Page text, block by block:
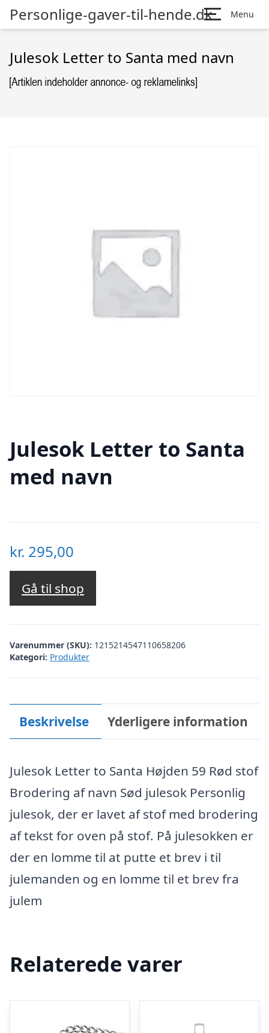
Personlige-gaver-til-hende.dk Menu
Julesok Letter to Santa med navn
Julesok Letter to Santa
med navn
kr. 295,00
Gå til shop
Varenummer (SKU): 1215214547110658206
Kategori: Produkter
Beskrivelse Yderligere information
Julesok Letter to Santa Højden 59 Rød stof
Brodering af navn Sød julesok Personlig
julesok, der er lavet af stof med brodering
af tekst for oven på stof. På julesokken er
der en lomme til at putte et brev i til
julemanden og en lomme til et brev fra
julem
Relaterede varer